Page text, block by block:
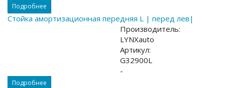
Подробнее
Стойка амортизационная передняя L | перед лев|
Производитель:
LYNXauto
Артикул:
G32900L
-
Подробнее